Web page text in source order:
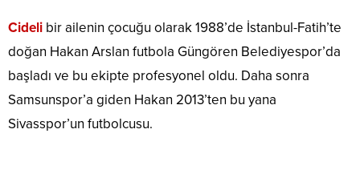
Cideli bir ailenin çocuğu olarak 1988’de İstanbul-Fatih’te
doğan Hakan Arslan futbola Güngören Belediyespor’da
başladı ve bu ekipte profesyonel oldu. Daha sonra
Samsunspor’a giden Hakan 2013’ten bu yana
Sivasspor’un futbolcusu.